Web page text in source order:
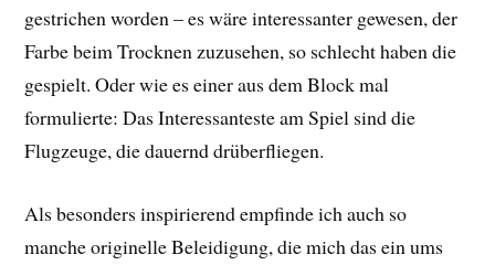
gestrichen worden – es wäre interessanter gewesen, der
Farbe beim Trocknen zuzusehen, so schlecht haben die
gespielt. Oder wie es einer aus dem Block mal
formulierte: Das Interessanteste am Spiel sind die
Flugzeuge, die dauernd drüberfliegen.
Als besonders inspirierend empfinde ich auch so
manche originelle Beleidigung, die mich das ein ums